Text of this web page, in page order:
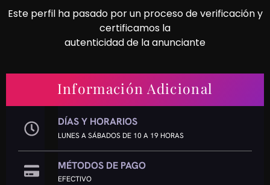
Este perfil ha pasado por un proceso de verificación y
certificamos la
autenticidad de la anunciante
Información Adicional
DÍAS Y HORARIOS
LUNES A SÁBADOS DE 10 A 19 HORAS
MÉTODOS DE PAGO
EFECTIVO